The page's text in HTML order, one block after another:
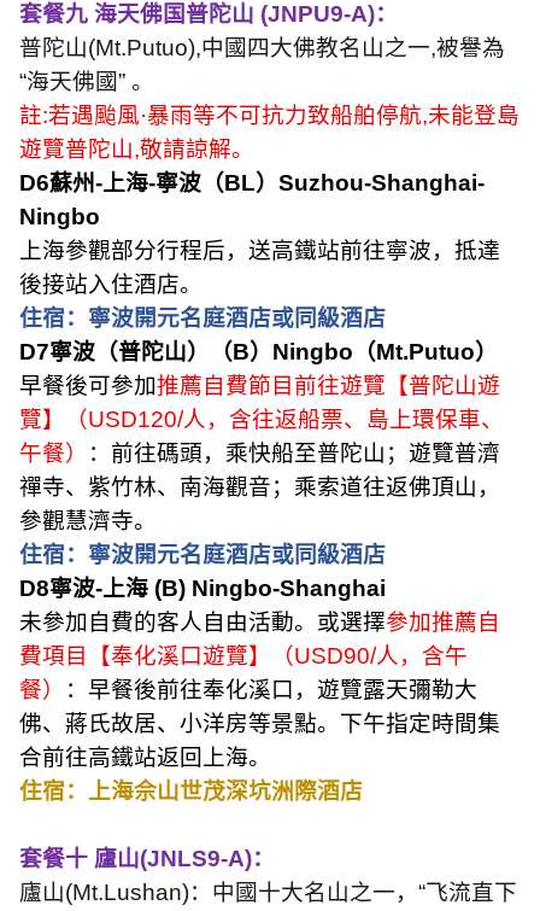
套餐九 海天佛国普陀山 (JNPU9-A)：
普陀山(Mt.Putuo),中國四大佛教名山之一,被譽為
“海天佛國” 。
註:若遇颱風·暴雨等不可抗力致船舶停航,未能登島
遊覽普陀山,敬請諒解。
D6蘇州-上海-寧波（BL） Suzhou-Shanghai-
Ningbo
上海參觀部分行程后，送高鐵站前往寧波，抵達
後接站入住酒店。
住宿：寧波開元名庭酒店或同級酒店
D7寧波（普陀山）（B） Ningbo （Mt.Putuo）
早餐後可參加推薦自費節目前往遊覽【普陀山遊
覽】（USD120/人，含往返船票、島上環保車、
午餐）
：前往碼頭，乘快船至普陀山；遊覽普濟
禪寺、紫竹林、南海觀音；乘索道往返佛頂山，
參觀慧濟寺。
住宿：寧波開元名庭酒店或同級酒店
D8寧波-上海 (B) Ningbo-Shanghai
未參加自費的客人自由活動。或選擇參加推薦自
費項目【奉化溪口遊覽】（USD90/人，含午
餐）
：早餐後前往奉化溪口，遊覽露天彌勒大
佛、蔣氏故居、小洋房等景點。下午指定時間集
合前往高鐵站返回上海。
住宿：上海佘山世茂深坑洲際酒店
套餐十 廬山(JNLS9-A)：
廬山(Mt.Lushan)：中國十大名山之一， “飞流直下